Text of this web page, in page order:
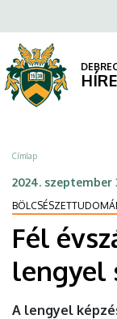
évszázad
lengyel
szakon
EGYETEM
a
tartalomra
Morzsa
Címlap
2024. szeptember
Fél
lengyel
A lengyel